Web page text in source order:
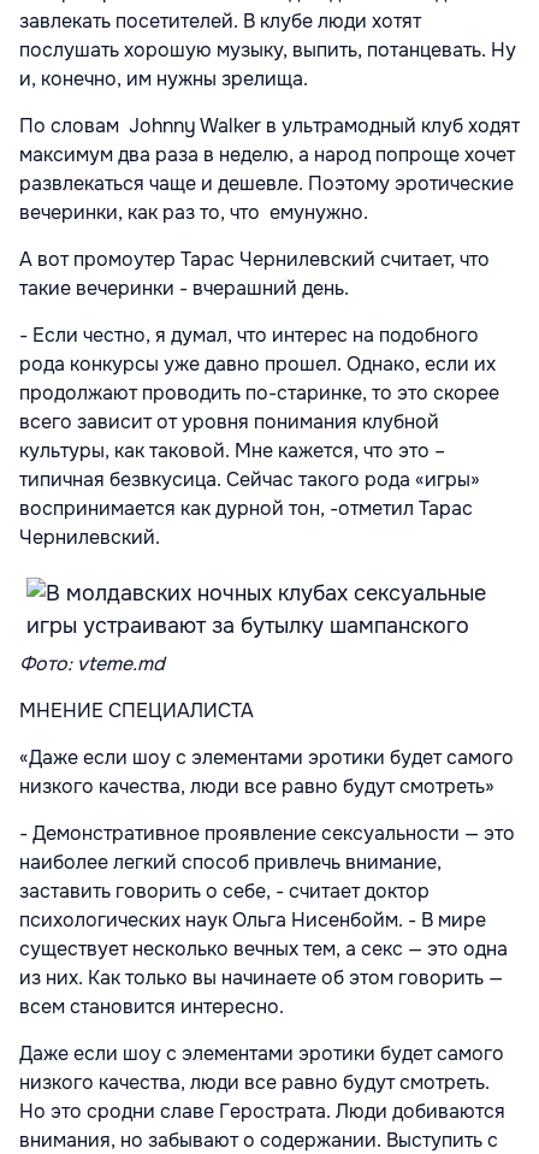
завлекать посетителей. В клубе люди хотят
послушать хорошую музыку, выпить, потанцевать. Ну
и, конечно, им нужны зрелища.
По словам Johnny Walker в ультрамодный клуб ходят
максимум два раза в неделю, а народ попроще хочет
развлекаться чаще и дешевле. Поэтому эротические
вечеринки, как раз то, что емунужно.
А вот промоутер Тарас Чернилевский считает, что
такие вечеринки - вчерашний день.
- Если честно, я думал, что интерес на подобного
рода конкурсы уже давно прошел. Однако, если их
продолжают проводить по-старинке, то это скорее
всего зависит от уровня понимания клубной
культуры, как таковой. Мне кажется, что это –
типичная безвкусица. Сейчас такого рода «игры»
воспринимается как дурной тон, -отметил Тарас
Чернилевский.
Фото: vteme.md
МНЕНИЕ СПЕЦИАЛИСТА
«Даже если шоу с элементами эротики будет самого
низкого качества, люди все равно будут смотреть»
- Демонстративное проявление сексуальности — это
наиболее легкий способ привлечь внимание,
заставить говорить о себе, - считает доктор
психологических наук Ольга Нисенбойм. - В мире
существует несколько вечных тем, а секс — это одна
из них. Как только вы начинаете об этом говорить —
всем становится интересно.
Даже если шоу с элементами эротики будет самого
низкого качества, люди все равно будут смотреть.
Но это сродни славе Герострата. Люди добиваются
внимания, но забывают о содержании. Выступить с